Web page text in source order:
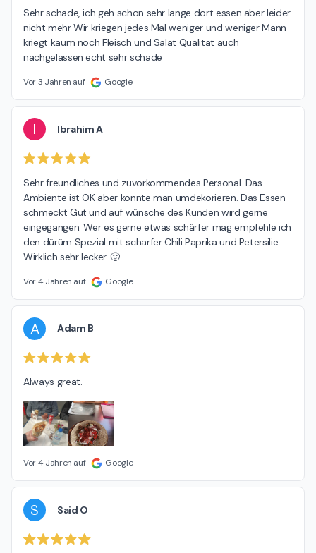
Sehr schade, ich geh schon sehr lange dort essen aber leider
nicht mehr Wir kriegen jedes Mal weniger und weniger Mann
kriegt kaum noch Fleisch und Salat Qualität auch
nachgelassen echt sehr schade
Vor 3 Jahren auf Google
I Ibrahim A
Sehr freundliches und zuvorkommendes Personal. Das
Ambiente ist OK aber könnte man umdekorieren. Das Essen
schmeckt Gut und auf wünsche des Kunden wird gerne
eingegangen. Wer es gerne etwas schärfer mag empfehle ich
den dürüm Spezial mit scharfer Chili Paprika und Petersilie.
Wirklich sehr lecker. 🙂
Vor 4 Jahren auf Google
A Adam B
Always great.
Vor 4 Jahren auf Google
S Said O